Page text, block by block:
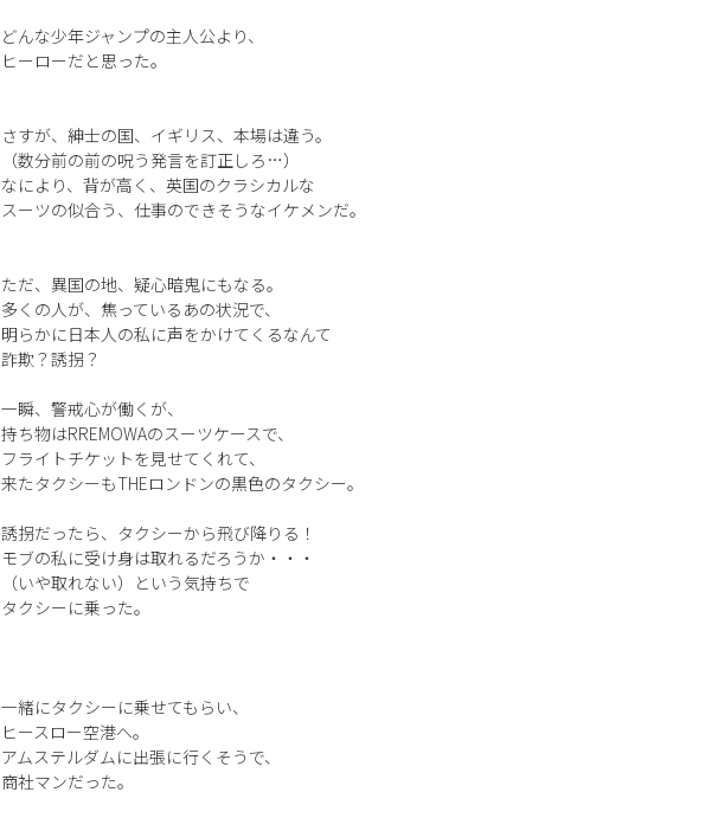
どんな少年ジャンプの主人公より、
ヒーローだと思った。
さすが、紳士の国、イギリス、本場は違う。
（数分前の前の呪う発言を訂正しろ…）
なにより、背が高く、英国のクラシカルな
スーツの似合う、仕事のできそうなイケメンだ。
ただ、異国の地、疑心暗鬼にもなる。
多くの人が、焦っているあの状況で、
明らかに日本人の私に声をかけてくるなんて
詐欺？誘拐？
一瞬、警戒心が働くが、
持ち物はRREMOWAのスーツケースで、
フライトチケットを見せてくれて、
来たタクシーもTHEロンドンの黒色のタクシー。
誘拐だったら、タクシーから飛び降りる！
モブの私に受け身は取れるだろうか・・・
（いや取れない）という気持ちで
タクシーに乗った。
一緒にタクシーに乗せてもらい、
ヒースロー空港へ。
アムステルダムに出張に行くそうで、
商社マンだった。